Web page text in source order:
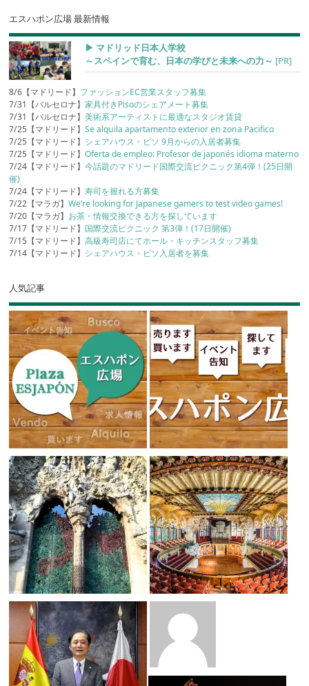
エスハポン広場 最新情報
▶︎ マドリッド日本人学校
～スペインで育む、日本の学びと未来への力～ [PR]
8/6【マドリード】 ファッションEC営業スタッフ募集
7/31【バルセロナ】家具付きPisoのシェアメート募集
7/31【バルセロナ】美術系アーティストに最適なスタジオ賃貸
7/25【マドリード】Se alquila apartamento exterior en zona Pacifico
7/25【マドリード】 シェアハウス・ピソ 9月からの入居者募集
7/25【マドリード】Oferta de empleo: Profesor de japonés idioma materno
7/24【マドリード】今話題のマドリード国際交流ピクニック第4弾！(25日開
催)
7/24【マドリード】寿司を握れる方募集
7/22【マラガ】We’re looking for Japanese gamers to test video games!
7/20【マラガ】 お茶・情報交換できる方を探しています
7/17【マドリード】 国際交流ピクニック 第3弾！(17日開催)
7/15【マドリード】高級寿司店にてホール・キッチンスタッフ募集
7/14【マドリード】 シェアハウス・ピソ入居者を募集
人気記事